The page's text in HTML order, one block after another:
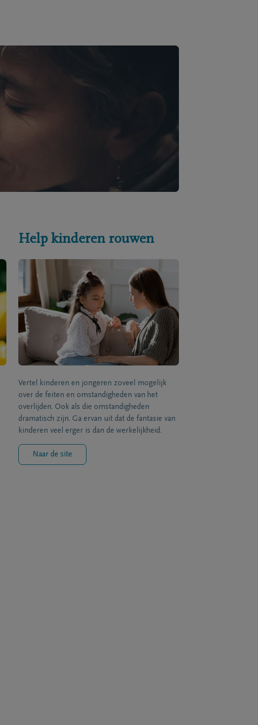
Help kinderen rouwen
Vertel kinderen en jongeren zoveel mogelijk
over de feiten en omstandigheden van het
overlijden. Ook als die omstandigheden
dramatisch zijn. Ga ervan uit dat de fantasie van
kinderen veel erger is dan de werkelijkheid.
Naar de site